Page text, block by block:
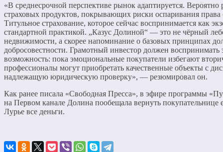
«В среднесрочной перспективе рынок адаптируется. Вероятно
страховых продуктов, покрывающих риски оспаривания права
Титульное страхование, которое сейчас воспринимается как
стандартной практикой. „Казус Долиной“ — это не чёрный
недвижимости, а скорее напоминание о базовых принципах
добросовестности. Грамотный инвестор должен воспринимать
возможность: пока эмоциональные покупатели избегают
профессионалы могут приобретать качественные объекты с
надлежащую юридическую проверку», — резюмировал он.
Как ранее писала «Свободная Пресса», в эфире программы
на Первом канале Долина пообещала вернуть покупательнице
Лурье все деньги.